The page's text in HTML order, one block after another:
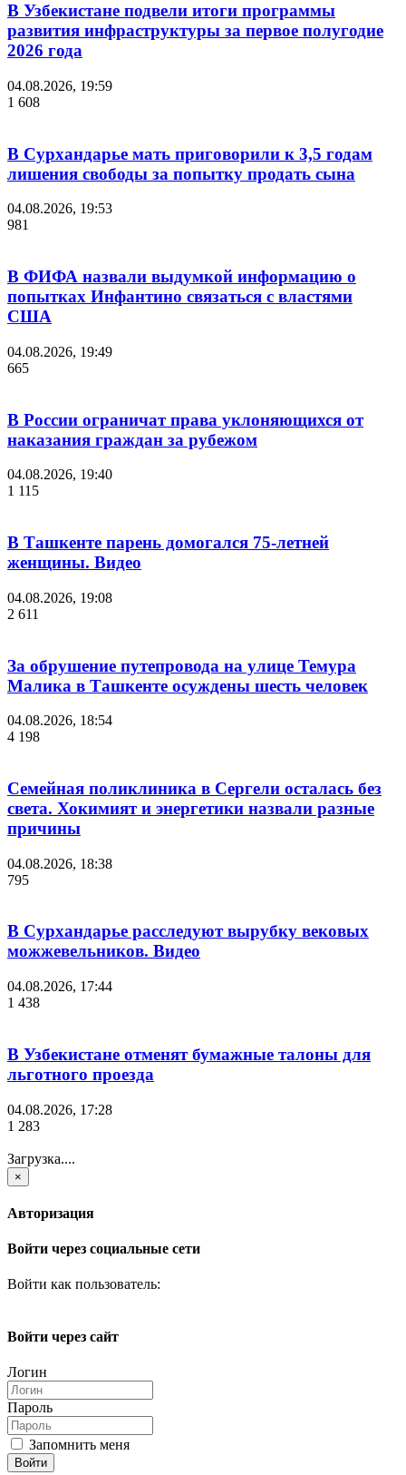
В Узбекистане подвели итоги программы
развития инфраструктуры за первое полугодие
2026 года
04.08.2026, 19:59
1 608
В Сурхандарье мать приговорили к 3,5 годам
лишения свободы за попытку продать сына
04.08.2026, 19:53
981
В ФИФА назвали выдумкой информацию о
попытках Инфантино связаться с властями
США
04.08.2026, 19:49
665
В России ограничат права уклоняющихся от
наказания граждан за рубежом
04.08.2026, 19:40
1 115
В Ташкенте парень домогался 75-летней
женщины. Видео
04.08.2026, 19:08
2 611
За обрушение путепровода на улице Темура
Малика в Ташкенте осуждены шесть человек
04.08.2026, 18:54
4 198
Семейная поликлиника в Сергели осталась без
света. Хокимият и энергетики назвали разные
причины
04.08.2026, 18:38
795
В Сурхандарье расследуют вырубку вековых
можжевельников. Видео
04.08.2026, 17:44
1 438
В Узбекистане отменят бумажные талоны для
льготного проезда
04.08.2026, 17:28
1 283
Загрузка....
×
Авторизация
Войти через социальные сети
Войти как пользователь:
Войти через сайт
Логин
Пароль
Запомнить меня